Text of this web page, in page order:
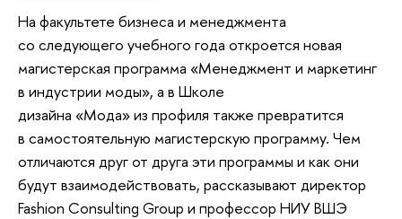
На факультете бизнеса и менеджмента
со следующего учебного года откроется новая
магистерская программа «Менеджмент и маркетинг
в индустрии моды», а в Школе
дизайна «Мода» из профиля также превратится
в самостоятельную магистерскую программу. Чем
отличаются друг от друга эти программы и как они
будут взаимодействовать, рассказывают директор
Fashion Consulting Group и профессор НИУ ВШЭ